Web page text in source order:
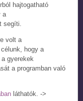
hajtogatható
a
segíti.
volt a
hogy a
gyerekek
a programban való
láthatók. ->